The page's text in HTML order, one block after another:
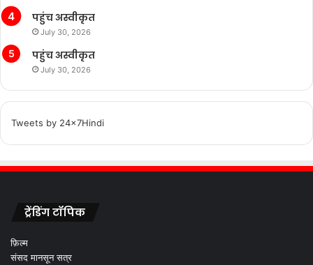
पहुंच अस्वीकृत
July 30, 2026
पहुंच अस्वीकृत
July 30, 2026
Tweets by 24x7Hindi
ट्रेंडिंग टॉपिक
फ़िल्म
संसद मानसून सत्र